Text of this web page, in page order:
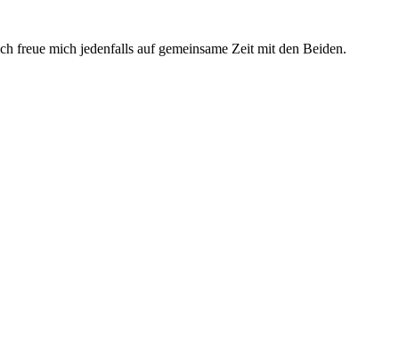
freue mich jedenfalls auf gemeinsame Zeit mit den Beiden.